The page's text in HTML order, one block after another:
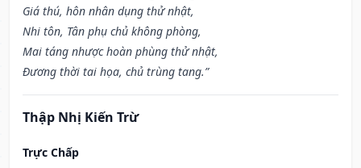
Giá thú, hôn nhân dụng thử nhật,
Nhi tôn, Tân phụ chủ không phòng,
Mai táng nhược hoàn phùng thử nhật,
Đương thời tai họa, chủ trùng tang.”
Thập Nhị Kiến Trừ
Trực Chấp